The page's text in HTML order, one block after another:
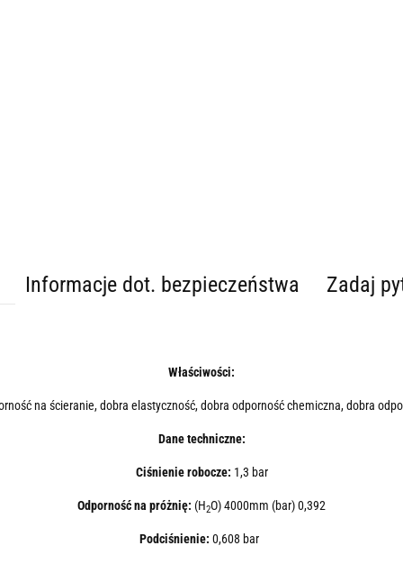
Informacje dot. bezpieczeństwa Zadaj
Właściwości:
na ścieranie, dobra elastyczność, dobra odporność chemiczna, dobra
Dane techniczne:
Ciśnienie robocze: 1,3 bar
Odporność na próżnię: (H2O) 4000mm (bar) 0,392
Podciśnienie: 0,608 bar